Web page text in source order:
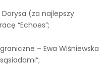
(za najlepszy
“Echoes”;
– Ewa Wiśniewska